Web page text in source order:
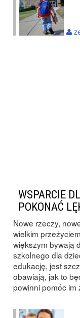
WSPARCIE
POKONAĆ
Nowe rzeczy,
wielkim
większym bywają
szkolnego dla
edukację, jest
obawiają, jak to
powinni pomóc im